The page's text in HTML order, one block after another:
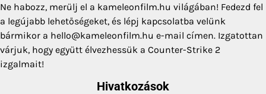
Ne habozz, merülj el a kameleonfilm.hu világában! Fedezd fel
a legújabb lehetőségeket, és lépj kapcsolatba velünk
bármikor a hello@kameleonfilm.hu e-mail címen. Izgatottan
várjuk, hogy együtt élvezhessük a Counter-Strike 2
izgalmait!
Hivatkozások